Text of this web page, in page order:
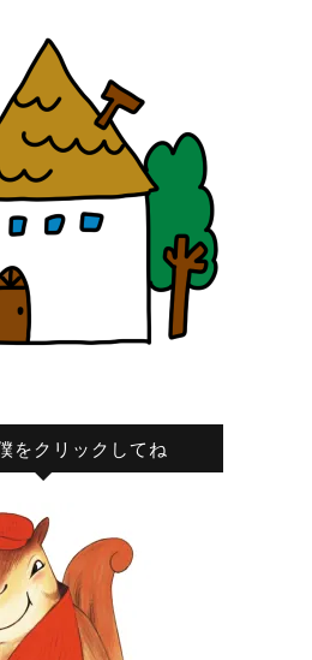
をクリックしてね